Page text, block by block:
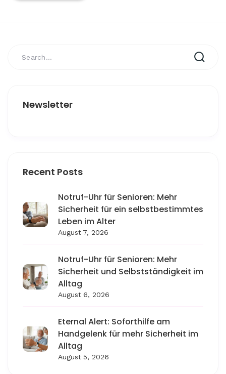
Newsletter
Recent Posts
Notruf-Uhr für Senioren: Mehr
Sicherheit für ein selbstbestimmtes
Leben im Alter
August 7, 2026
Notruf-Uhr für Senioren: Mehr
Sicherheit und Selbstständigkeit im
Alltag
August 6, 2026
Eternal Alert: Soforthilfe am
Handgelenk für mehr Sicherheit im
Alltag
August 5, 2026